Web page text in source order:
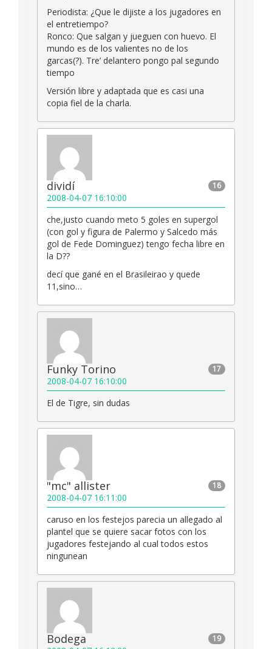
Periodista: ¿Que le dijiste a los jugadores en
el entretiempo?
Ronco: Que salgan y jueguen con huevo. El
mundo es de los valientes no de los
garcas(?). Tre’ delantero pongo pal segundo
tiempo
Versión libre y adaptada que es casi una
copia fiel de la charla.
16
dividí
2008-04-07 16:10:00
che,justo cuando meto 5 goles en supergol
(con gol y figura de Palermo y Salcedo más
gol de Fede Dominguez) tengo fecha libre en
la D??
decí que gané en el Brasileirao y quede
11,sino…
17
Funky Torino
2008-04-07 16:10:00
El de Tigre, sin dudas
18
"mc" allister
2008-04-07 16:11:00
caruso en los festejos parecia un allegado al
plantel que se quiere sacar fotos con los
jugadores festejando al cual todos estos
ningunean
19
Bodega